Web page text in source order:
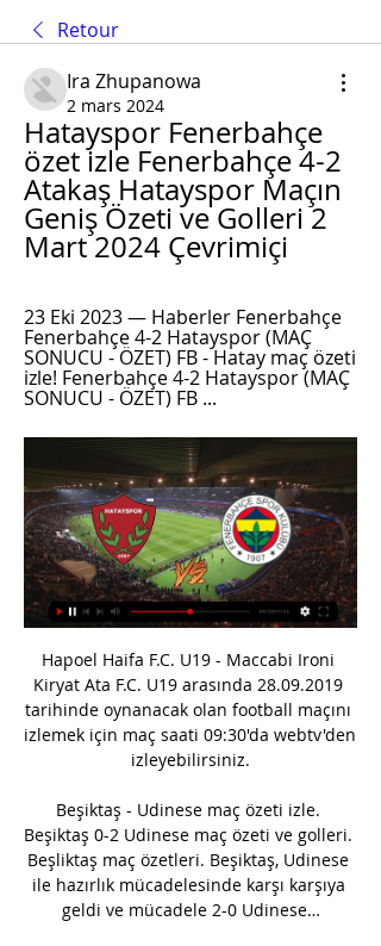
Retour
Ira Zhupanowa
2 mars 2024
Hatayspor Fenerbahçe
özet izle Fenerbahçe 4-2
Atakaş Hatayspor Maçın
Geniş Özeti ve Golleri 2
Mart 2024 Çevrimiçi
23 Eki 2023 — Haberler Fenerbahçe
Fenerbahçe 4-2 Hatayspor (MAÇ
SONUCU - ÖZET) FB - Hatay maç özeti
izle! Fenerbahçe 4-2 Hatayspor (MAÇ
SONUCU - ÖZET) FB ...
Hapoel Haifa F.C. U19 - Maccabi Ironi
Kiryat Ata F.C. U19 arasında 28.09.2019
tarihinde oynanacak olan football maçını
izlemek için maç saati 09:30'da webtv'den
izleyebilirsiniz.
Beşiktaş - Udinese maç özeti izle.
Beşiktaş 0-2 Udinese maç özeti ve golleri.
Beşliktaş maç özetleri. Beşiktaş, Udinese
ile hazırlık mücadelesinde karşı karşıya
geldi ve mücadele 2-0 Udinese…